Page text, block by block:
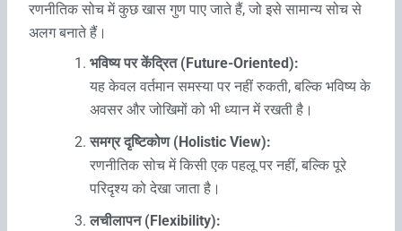
रणनीतिक सोच में कुछ खास गुण पाए जाते हैं, जो इसे सामान्य सोच से
अलग बनाते हैं।
भविष्य पर केंद्रित (Future-Oriented):
यह केवल वर्तमान समस्या पर नहीं रुकती, बल्कि भविष्य के
अवसर और जोखिमों को भी ध्यान में रखती है।
समग्र दृष्टिकोण (Holistic View):
रणनीतिक सोच में किसी एक पहलू पर नहीं, बल्कि पूरे
परिदृश्य को देखा जाता है।
लचीलापन (Flexibility):